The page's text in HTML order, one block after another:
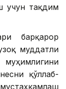
учун тақдим
барқарор
муддатли
қўллаб-